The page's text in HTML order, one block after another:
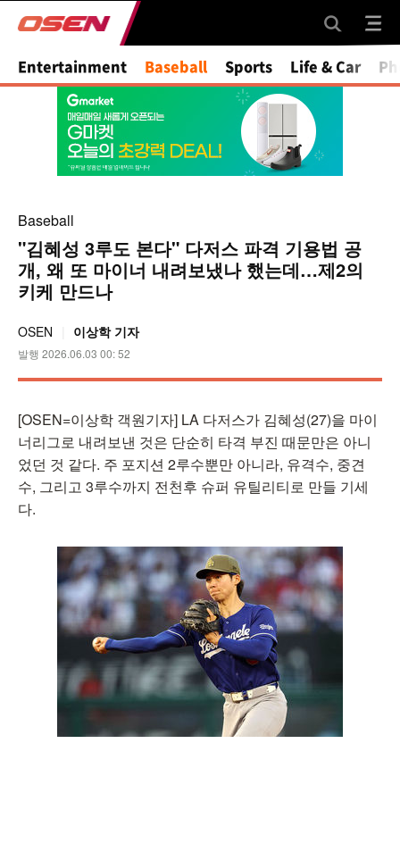
Mute
Entertainment Baseball Sports Life & Car
Baseball
"김혜성 3루도 본다" 다저스 파격 기용법 공
개, 왜 또 마이너 내려보냈나 했는데…제2의
키케 만드나
OSEN 이상학 기자
발행 2026.06.03 00: 52
[OSEN=이상학 객원기자] LA 다저스가 김혜성(27)을 마이
너리그로 내려보낸 것은 단순히 타격 부진 때문만은 아니
었던 것 같다. 주 포지션 2루수뿐만 아니라, 유격수, 중견
수, 그리고 3루수까지 전천후 슈퍼 유틸리티로 만들 기세
다.